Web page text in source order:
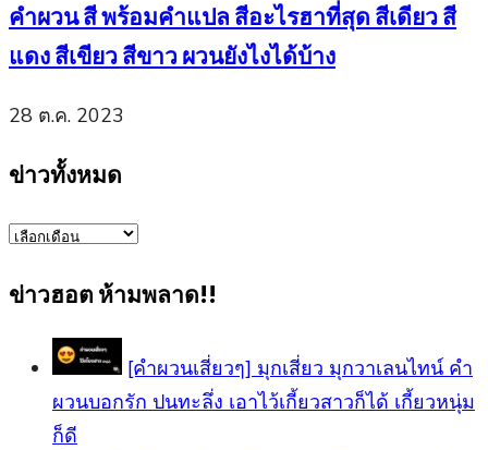
คำผวน สี พร้อมคำแปล สีอะไรฮาที่สุด สีเดียว สี
แดง สีเขียว สีขาว ผวนยังไงได้บ้าง
28 ต.ค. 2023
ข่าวทั้งหมด
ข่าว
ข่าวฮอต ห้ามพลาด!!
[คำผวนเสี่ยวๆ] มุกเสี่ยว มุกวาเลนไทน์ คำ
ผวนบอกรัก ปนทะลึ่ง เอาไว้เกี้ยวสาวก็ได้ เกี้ยวหนุ่ม
ก็ดี